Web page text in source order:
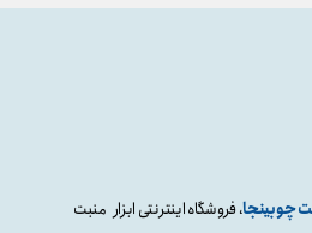
چوبینجا، فروشگاه اینترنتی ابزار منبت